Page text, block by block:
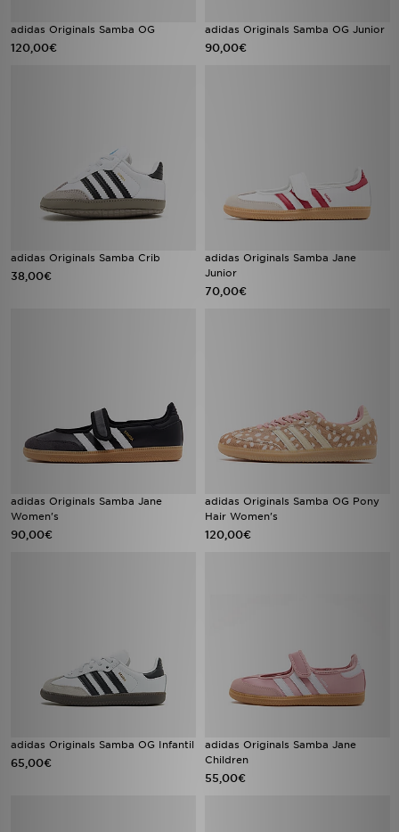
adidas Originals Samba OG
120,00€
adidas Originals Samba OG Junior
90,00€
adidas Originals Samba Crib
38,00€
adidas Originals Samba Jane
Junior
70,00€
adidas Originals Samba Jane
Women's
90,00€
adidas Originals Samba OG Pony
Hair Women's
120,00€
adidas Originals Samba OG Infantil
65,00€
adidas Originals Samba Jane
Children
55,00€